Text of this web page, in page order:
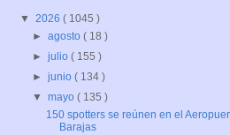
▼ 2026 ( 1045 )
►agosto( 18 )
►julio( 155 )
►junio( 134 )
▼mayo( 135 )
150 spotters se reúnen en el
Barajas